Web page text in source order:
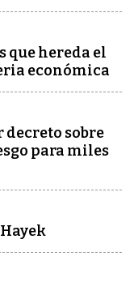
que hereda el
económica
sobre
para miles